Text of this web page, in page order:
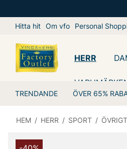
Hitta hit Om vfo Personal
HERR
TRENDANDE ÖVER 65%
HEM / HERR / SPORT / ÖVRIGT